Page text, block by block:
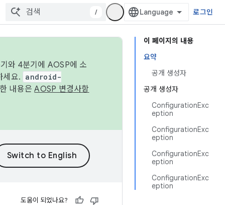
/ 로그인
이 페이지의 내용
요약
공개 생성자
공개 생성자
ConfigurationExc
eption
ConfigurationExc
eption
ConfigurationExc
eption
ConfigurationExc
eption
와 4분기에 AOSP에 소
세요. android-
내용은AOSP 변경사항
도움이 되었나요?